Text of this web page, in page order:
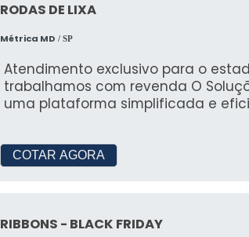
RODAS DE LIXA
Métrica MD / SP
Atendimento exclusivo para o estado
trabalhamos com revenda O Soluções Industriais é
uma plataforma simplificada e
COTAR AGORA
RIBBONS - BLACK FRIDAY